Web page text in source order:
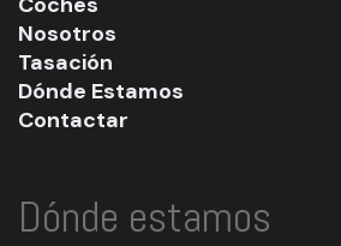
Nosotros
Tasación
Dónde Estamos
Contactar
Dónde estamos